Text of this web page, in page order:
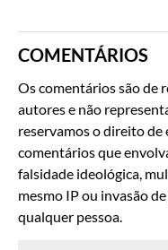
COMENTÁRIOS
Os comentários são de
autores e não
reservamos o direito de
comentários que
falsidade ideológica,
mesmo IP ou invasão
qualquer pessoa.